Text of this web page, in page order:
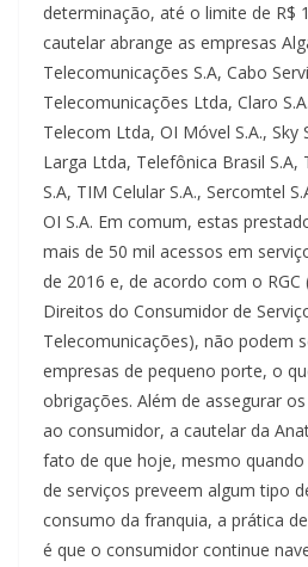
determinação, até o limite de R$
cautelar abrange as empresas
Telecomunicações S.A, Cabo
Telecomunicações Ltda, Claro
Telecom Ltda, OI Móvel S.A., Sky
Larga Ltda, Telefônica Brasil
S.A, TIM Celular S.A., Sercomtel
OI S.A. Em comum, estas
mais de 50 mil acessos em
de 2016 e, de acordo com o RGC
Direitos do Consumidor de
Telecomunicações), não podem
empresas de pequeno porte, o
obrigações. Além de assegurar
ao consumidor, a cautelar da
fato de que hoje, mesmo
de serviços preveem algum tipo
consumo da franquia, a prática
é que o consumidor continue